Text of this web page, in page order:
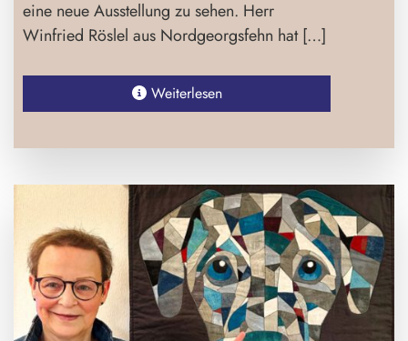
eine neue Ausstellung zu sehen. Herr
Winfried Röslel aus Nordgeorgsfehn hat […]
Weiterlesen